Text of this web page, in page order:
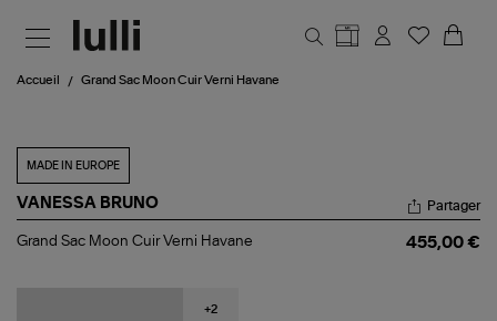
Accueil Grand Sac Moon Cuir Verni Havane
MADE IN EUROPE
VANESSA BRUNO
Grand
Partager
Grand Sac Moon Cuir Verni Havane 455,00 €
+2